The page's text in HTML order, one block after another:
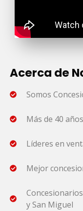
Acerca de
Somos
Más de 40
Líderes en
Mejor
y San Miguel